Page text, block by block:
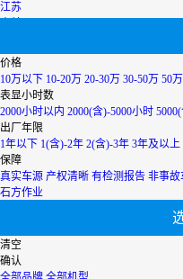
江苏
宁夏
内蒙古
青海
上海
陕西
山西
山东
四川
天津
台湾
新疆
香港
云南
价格
10万以下 10-20万 20-30万 30-50万 50
表显小时数
2000小时以内 2000(含)-5000小时
出厂年限
1年以下 1(含)-2年 2(含)-3年 3年及以上
保障
真实车源 产权清晰 有检测报告 非事故
石方作业
清空
确认